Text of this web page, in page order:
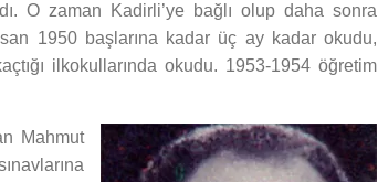
O zaman Kadirli’ye bağlı olup daha sonra
1950 başlarına kadar üç ay kadar okudu,
ilkokullarında okudu. 1953-1954 öğretim
Mahmut